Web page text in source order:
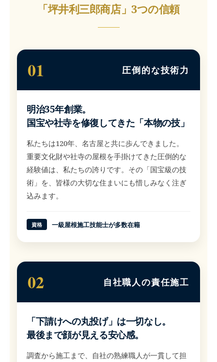
「坪井利三郎商店」3つの信頼
01 圧倒的な技術力
明治35年創業。
国宝や社寺を修復してきた「本物の技」
私たちは120年、名古屋と共に歩んできました。
重要文化財や社寺の屋根を手掛けてきた圧倒的な
経験値は、私たちの誇りです。その「国宝級の技
術」を、皆様の大切な住まいにも惜しみなく注ぎ
込みます。
資格 一級屋根施工技能士が多数在籍
02 自社職人の責任施工
「下請けへの丸投げ」は一切なし。
最後まで顔が見える安心感。
調査から施工まで、自社の熟練職人が一貫して担